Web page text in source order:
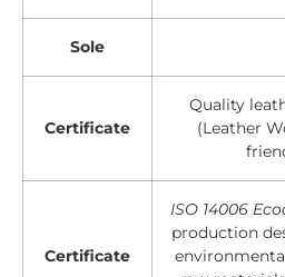
Sole
Certificate
Quality
(Leather
Certificate
ISO 14006
production